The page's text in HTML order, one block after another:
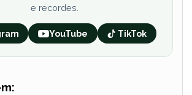
e recordes.
YouTube TikTok